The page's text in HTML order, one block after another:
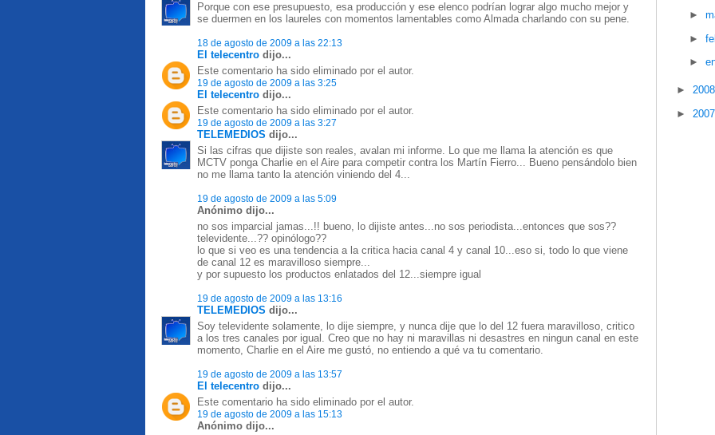
Porque con ese presupuesto, esa producción y ese elenco podrían lograr algo mucho mejor y
se duermen en los laureles con momentos lamentables como Almada charlando con su pene.
18 de agosto de 2009 a las 22:13
El telecentro dijo...
Este comentario ha sido eliminado por el autor.
19 de agosto de 2009 a las 3:25
El telecentro dijo...
Este comentario ha sido eliminado por el autor.
19 de agosto de 2009 a las 3:27
TELEMEDIOS dijo...
Si las cifras que dijiste son reales, avalan mi informe. Lo que me llama la atención es que
MCTV ponga Charlie en el Aire para competir contra los Martín Fierro... Bueno pensándolo bien
no me llama tanto la atención viniendo del 4...
19 de agosto de 2009 a las 5:09
Anónimo dijo...
no sos imparcial jamas...!! bueno, lo dijiste antes...no sos periodista...entonces que sos??
televidente...?? opinólogo??
lo que si veo es una tendencia a la critica hacia canal 4 y canal 10...eso si, todo lo que viene
de canal 12 es maravilloso siempre...
y por supuesto los productos enlatados del 12...siempre igual
19 de agosto de 2009 a las 13:16
TELEMEDIOS dijo...
Soy televidente solamente, lo dije siempre, y nunca dije que lo del 12 fuera maravilloso, critico
a los tres canales por igual. Creo que no hay ni maravillas ni desastres en ningun canal en este
momento, Charlie en el Aire me gustó, no entiendo a qué va tu comentario.
19 de agosto de 2009 a las 13:57
El telecentro dijo...
Este comentario ha sido eliminado por el autor.
19 de agosto de 2009 a las 15:13
Anónimo dijo...
►
►
►
►
►